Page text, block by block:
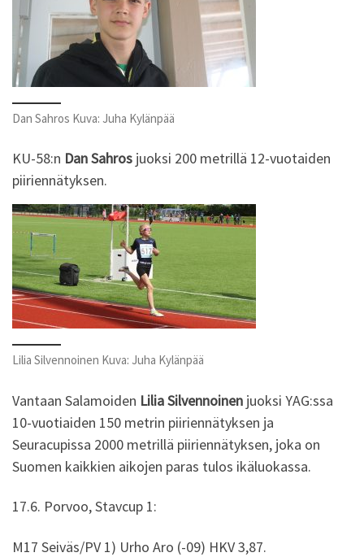
Dan Sahros Kuva: Juha Kylänpää
KU-58:n Dan Sahros juoksi 200 metrillä 12-vuotaiden
piiriennätyksen.
Lilia Silvennoinen Kuva: Juha Kylänpää
Vantaan Salamoiden Lilia Silvennoinen juoksi YAG:ssa
10-vuotiaiden 150 metrin piiriennätyksen ja
Seuracupissa 2000 metrillä piiriennätyksen, joka on
Suomen kaikkien aikojen paras tulos ikäluokassa.
17.6. Porvoo, Stavcup 1:
M17 Seiväs/PV 1) Urho Aro (-09) HKV 3,87.